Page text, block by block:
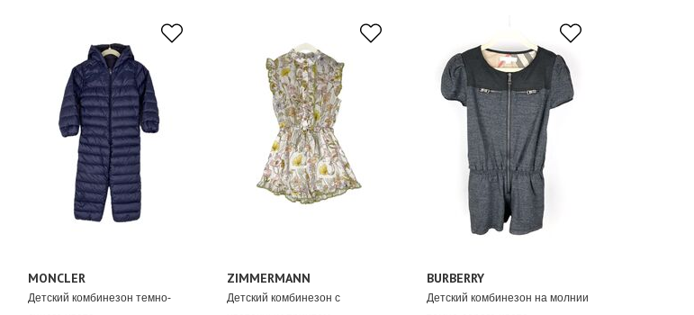
MONCLER
Детский комбинезон темно-
ZIMMERMANN
Детский комбинезон с
BURBERRY
Детский комбинезон на молнии